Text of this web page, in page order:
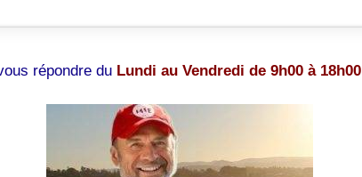
répondre du Lundi au Vendredi de 9h00 à 18h00